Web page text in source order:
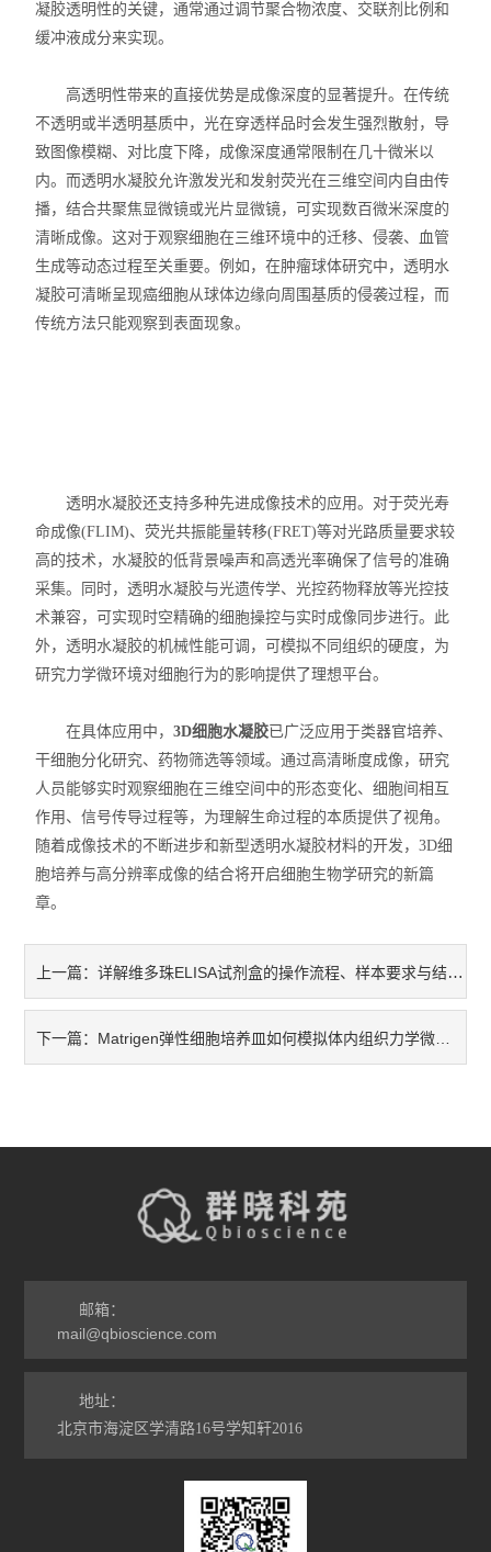
生物化学检测试剂盒
动植物病原体检测试剂盒
抗dsRNA单克隆抗体
离子通道研究用多肽毒素
实验室个人防护产品
Matrigen弹性细胞培养板
食品安全检测试剂
实验室技术服务
凝胶透明性的关键，通常通过调节聚合物浓度、交联剂比例和
缓冲液成分来实现。
高透明性带来的直接优势是成像深度的显著提升。在传统
不透明或半透明基质中，光在穿透样品时会发生强烈散射，导
致图像模糊、对比度下降，成像深度通常限制在几十微米以
内。而透明水凝胶允许激发光和发射荧光在三维空间内自由传
播，结合共聚焦显微镜或光片显微镜，可实现数百微米深度的
清晰成像。这对于观察细胞在三维环境中的迁移、侵袭、血管
生成等动态过程至关重要。例如，在肿瘤球体研究中，透明水
凝胶可清晰呈现癌细胞从球体边缘向周围基质的侵袭过程，而
传统方法只能观察到表面现象。
透明水凝胶还支持多种先进成像技术的应用。对于荧光寿
命成像(FLIM)、荧光共振能量转移(FRET)等对光路质量要求较
高的技术，水凝胶的低背景噪声和高透光率确保了信号的准确
采集。同时，透明水凝胶与光遗传学、光控药物释放等光控技
术兼容，可实现时空精确的细胞操控与实时成像同步进行。此
外，透明水凝胶的机械性能可调，可模拟不同组织的硬度，为
研究力学微环境对细胞行为的影响提供了理想平台。
在具体应用中，3D细胞水凝胶已广泛应用于类器官培养、
干细胞分化研究、药物筛选等领域。通过高清晰度成像，研究
人员能够实时观察细胞在三维空间中的形态变化、细胞间相互
作用、信号传导过程等，为理解生命过程的本质提供了视角。
随着成像技术的不断进步和新型透明水凝胶材料的开发，3D细
胞培养与高分辨率成像的结合将开启细胞生物学研究的新篇
章。
上一篇：详解维多珠ELISA试剂盒的操作流程、样本要求与结果判读标准
下一篇： Matrigen弹性细胞培养皿如何模拟体内组织力学微环境？
邮箱：
mail@qbioscience.com
地址：
北京市海淀区学清路16号学知轩2016